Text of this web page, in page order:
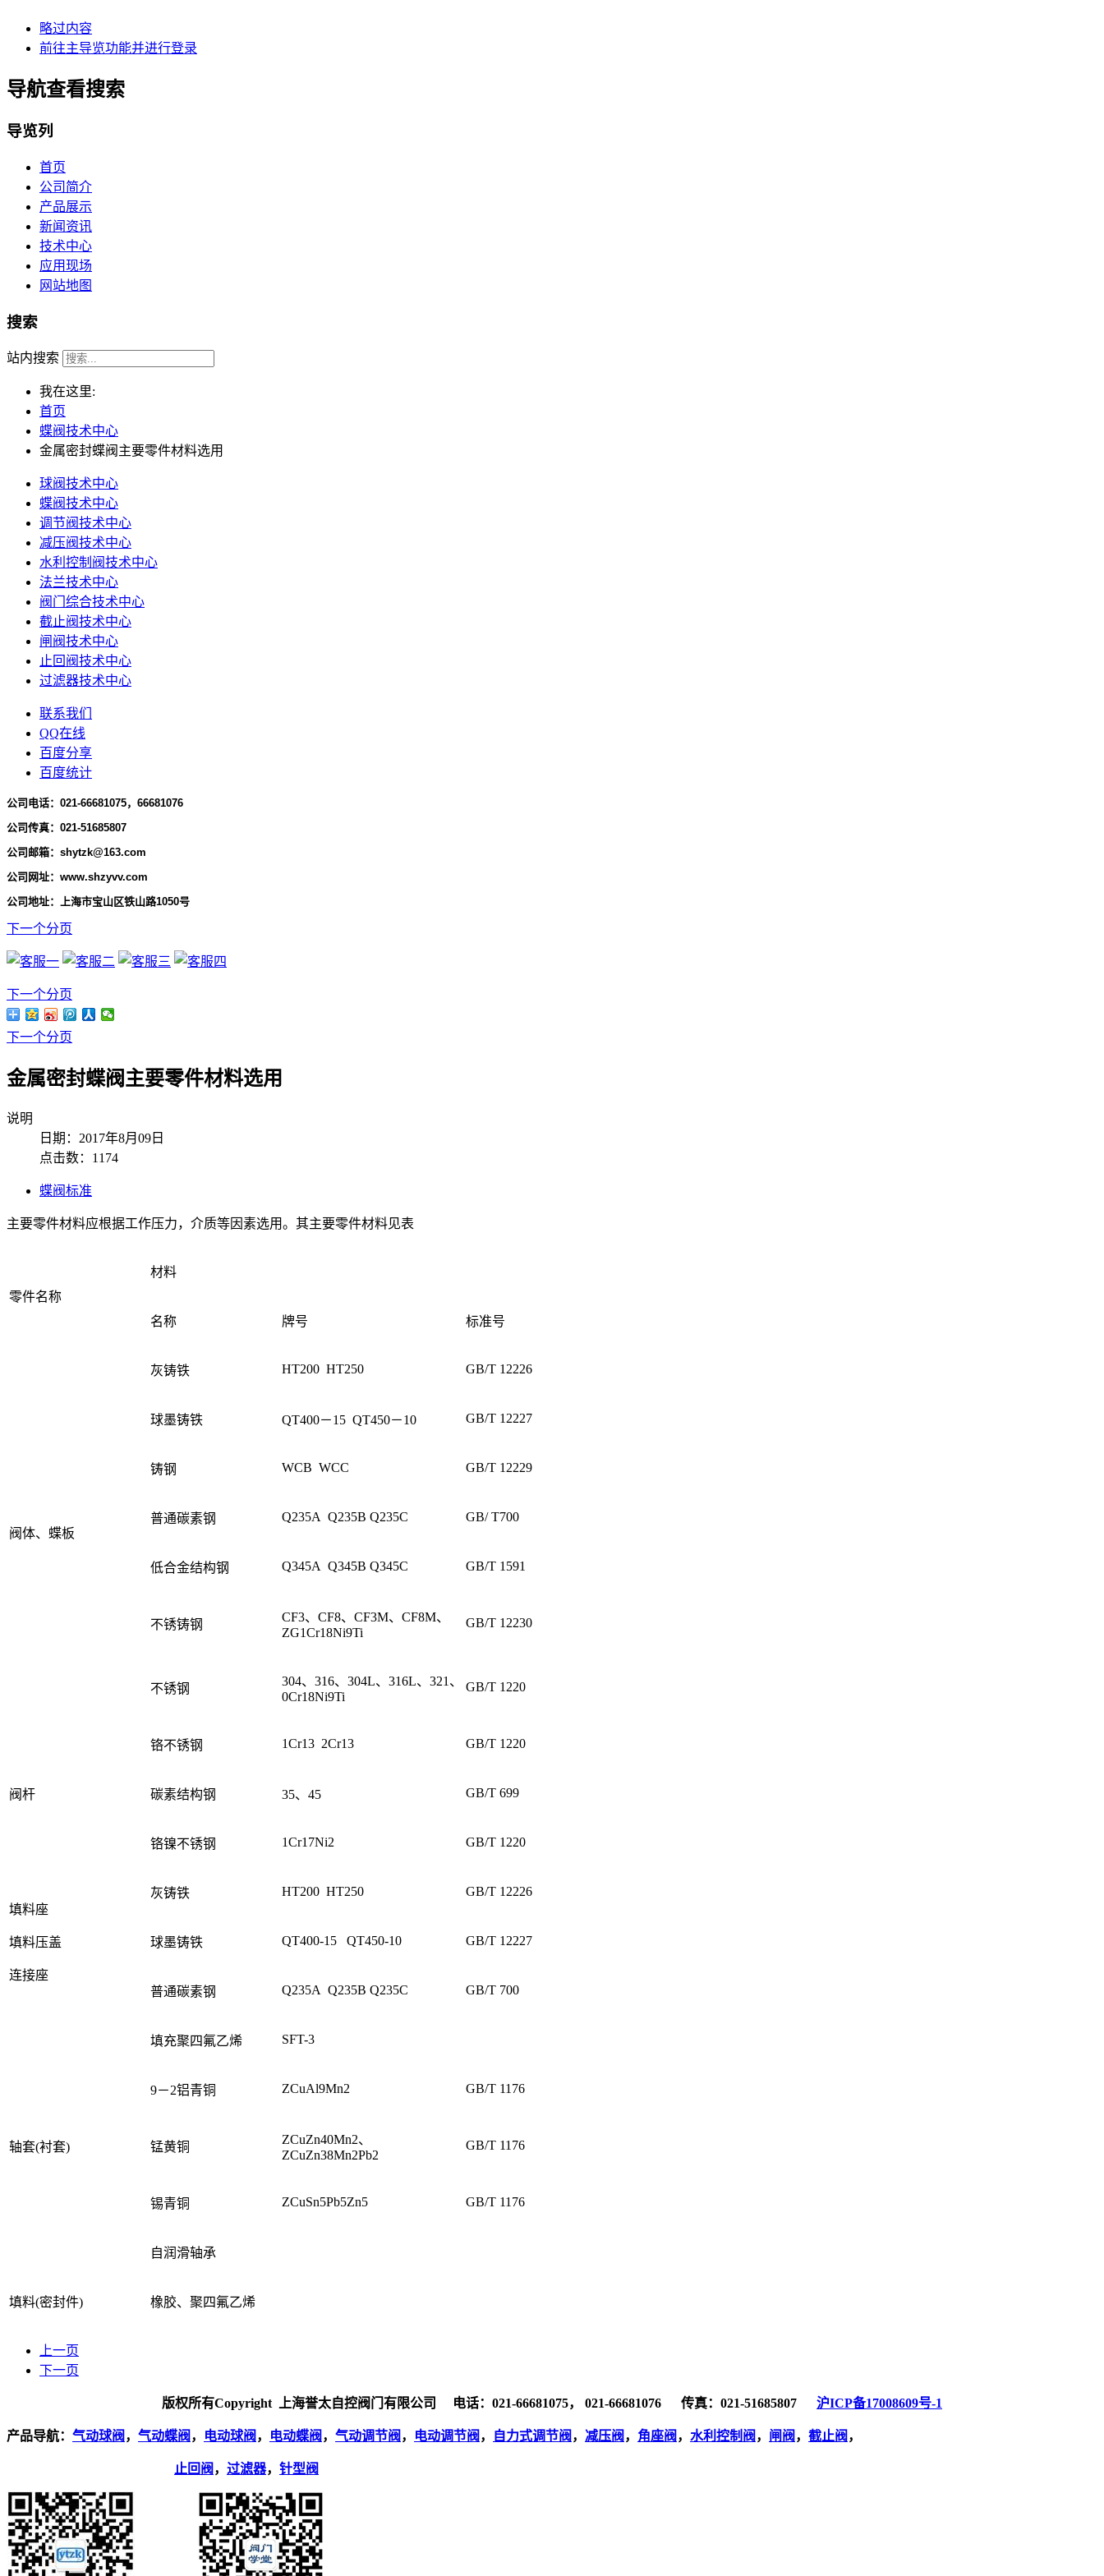
略过内容
前往主导览功能并进行登录
导航查看搜索
导览列
首页
公司简介
产品展示
新闻资讯
技术中心
应用现场
网站地图
搜索
站内搜索
我在这里:
首页
蝶阀技术中心
金属密封蝶阀主要零件材料选用
球阀技术中心
蝶阀技术中心
调节阀技术中心
减压阀技术中心
水利控制阀技术中心
法兰技术中心
阀门综合技术中心
截止阀技术中心
闸阀技术中心
止回阀技术中心
过滤器技术中心
联系我们
QQ在线
百度分享
百度统计
公司电话： 021-66681075，66681076
公司传真：021-51685807
公司邮箱：shytzk@163.com
公司网址：www.shzyvv.com
公司地址：上海市宝山区铁山路1050号
下一个分页
下一个分页
下一个分页
金属密封蝶阀主要零件材料选用
说明
日期：2017年8月09日
点击数：1174
蝶阀标准
主要零件材料应根据工作压力，介质等因素选用。其主要零件材料见表
零件名称
材料
名称 牌号 标准号
阀体、蝶板
灰铸铁 HT200 HT250 GB/T 12226
球墨铸铁 QT400－15 QT450－10 GB/T 12227
铸钢 WCB WCC GB/T 12229
普通碳素钢 Q235A Q235B Q235C GB/ T700
低合金结构钢 Q345A Q345B Q345C GB/T 1591
不锈铸钢
CF3、CF8、CF3M、CF8M、
ZG1Cr18Ni9Ti
GB/T 12230
不锈钢
304、316、304L、316L、321、
0Cr18Ni9Ti
GB/T 1220
阀杆
铬不锈钢 1Cr13 2Cr13 GB/T 1220
碳素结构钢 35、45 GB/T 699
铬镍不锈钢 1Cr17Ni2 GB/T 1220
填料座
填料压盖
连接座
灰铸铁 HT200 HT250 GB/T 12226
球墨铸铁 QT400-15 QT450-10 GB/T 12227
普通碳素钢 Q235A Q235B Q235C GB/T 700
轴套(衬套)
填充聚四氟乙烯 SFT-3
9－2铝青铜 ZCuAl9Mn2 GB/T 1176
锰黄铜
ZCuZn40Mn2、
ZCuZn38Mn2Pb2
GB/T 1176
锡青铜 ZCuSn5Pb5Zn5 GB/T 1176
自润滑轴承
填料(密封件) 橡胶、聚四氟乙烯
上一页
下一页
版权所有Copyright 上海誉太自控阀门有限公司 电话：021-66681075， 021-66681076 传真：021-51685807 沪ICP备17008609号-1
产品导航： 气动球阀 ， 气动蝶阀 ， 电动球阀 ， 电动蝶阀 ， 气动调节阀 ， 电动调节阀 ， 自力式调节阀 ， 减压阀 ， 角座阀 ， 水利控制阀 ， 闸阀 ， 截止阀 ，
止回阀 ， 过滤器， 针型阀